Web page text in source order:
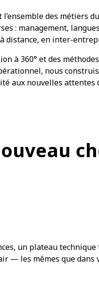
des métiers
: management,
distance, en inter-
à 360° et des
nous
aux nouvelles attentes
un plateau
— les mêmes que dans